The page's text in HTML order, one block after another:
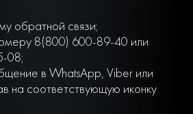
обратной связи;
8(800) 600-89-40 или
08;
в WhatsApp, Viber или
на соответствующую иконку